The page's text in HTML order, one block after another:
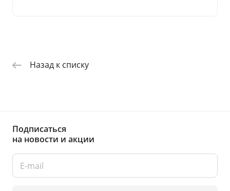
Назад к списку
Подписаться
на новости и акции